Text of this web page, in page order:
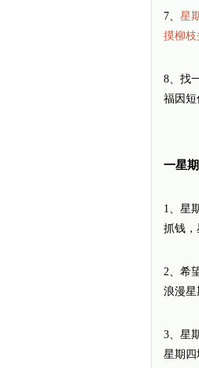
7、 星
摸柳枝
8、找
福因短
一星
1、星
抓钱，
2、希
浪漫星
3、星
星期四